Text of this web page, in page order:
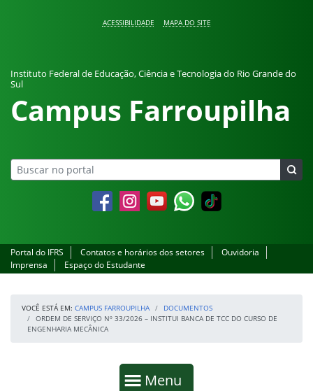
ACESSIBILIDADE MAPA DO SITE
Instituto Federal de Educação, Ciência e Tecnologia do Rio Grande do
Sul
Campus Farroupilha
FacebookInstagramYouTubeWhatsapp
Portal do IFRS Contatos e horários dos setores
Ouvidoria
Imprensa
Espaço do Estudante
VOCÊ ESTÁ EM: CAMPUS FARROUPILHA
DOCUMENTOS
ORDEM DE SERVIÇO Nº 33/2026 – INSTITUI BANCA DE TCC DO CURSO DE
ENGENHARIA MECÂNICA
Mostrar
Menu